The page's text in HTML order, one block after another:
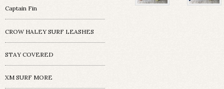
Captain Fin
CROW HALEY SURF LEASHES
STAY COVERED
XM SURF MORE